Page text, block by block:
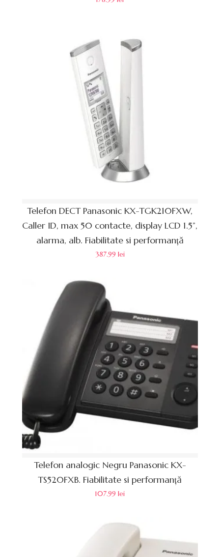
Telefon DECT Panasonic KX-TGK210FXW,
Caller ID, max 50 contacte, display LCD 1.5”,
alarma, alb. Fiabilitate si performanță
387.99 lei
Telefon analogic Negru Panasonic KX-
TS520FXB. Fiabilitate si performanță
107.99lei